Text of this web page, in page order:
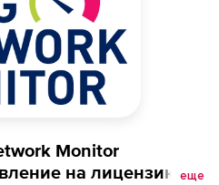
Monitor
на лицензию
еще